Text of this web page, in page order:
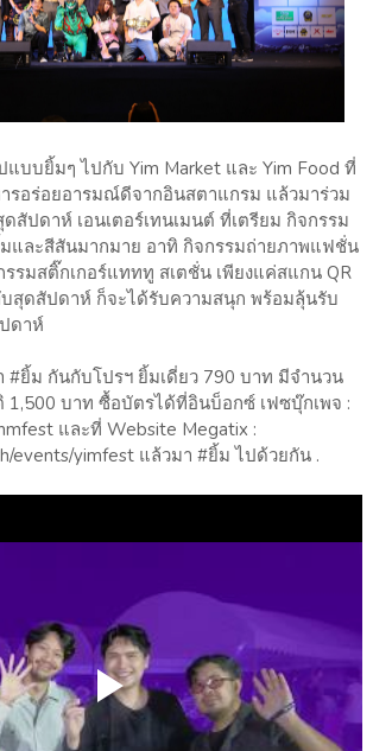
แบบยิ้มๆ ไปกับ Yim Market และ Yim Food ที่
รอร่อยอารมณ์ดีจากอินสตาแกรม แล้วมาร่วม
สัปดาห์ เอนเตอร์เทนเมนต์ ที่เตรียม กิจกรรม
และสีสันมากมาย อาทิ กิจกรรมถ่ายภาพแฟชั่น
รมสติ๊กเกอร์แทททู สเตชั่น เพียงแค่สแกน QR
บสุดสัปดาห์ ก็จะได้รับความสนุก พร้อมลุ้นรับ
ดาห์
#ยิ้ม กันกับโปรฯ ยิ้มเดี่ยว 790 บาท มีจำนวน
1,500 บาท ซื้อบัตรได้ที่อินบ็อกซ์ เฟซบุ๊กเพจ :
และที่ Website Megatix :
events/yimfest แล้วมา #ยิ้ม ไปด้วยกัน .